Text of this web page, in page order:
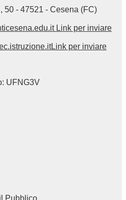
50 - 47521 - Cesena (FC)
Link per inviare
Link per inviare
UFNG3V